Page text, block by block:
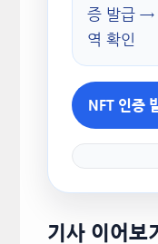
증 발급 →
역 확인
NFT 인증
기사 이어보